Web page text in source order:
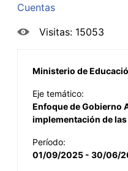
Cuentas
Visitas: 15053
Ministerio de
Eje temático:
Enfoque de Gobierno
implementación de
Período:
01/09/2025 - 30/06/